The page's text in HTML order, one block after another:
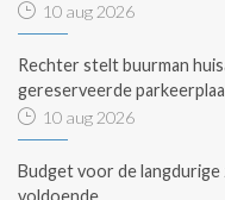
10 aug 2026
Rechter stelt buurman
gereserveerde
10 aug 2026
Budget voor de langdurige